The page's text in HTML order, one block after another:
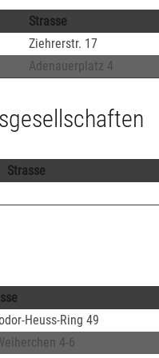
Strasse
Ziehrerstr. 17
Adenauerplatz 4
Strasse
Heuss-Ring 49
4-6